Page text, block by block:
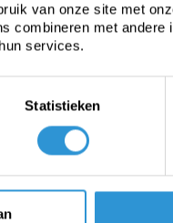
van onze site met
combineren met andere
services.
Statistieken
10x12 PE 150 -
Blauw
2 werkdagen (€ 8,95